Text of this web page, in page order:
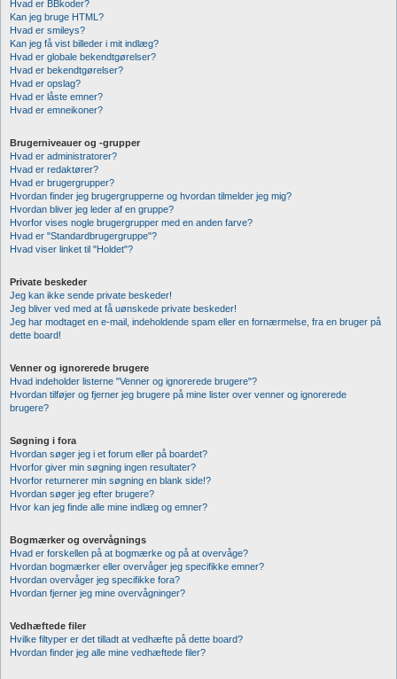
Hvad er BBkoder?
Kan jeg bruge HTML?
Hvad er smileys?
Kan jeg få vist billeder i mit indlæg?
Hvad er globale bekendtgørelser?
Hvad er bekendtgørelser?
Hvad er opslag?
Hvad er låste emner?
Hvad er emneikoner?
Brugerniveauer og -grupper
Hvad er administratorer?
Hvad er redaktører?
Hvad er brugergrupper?
Hvordan finder jeg brugergrupperne og hvordan tilmelder jeg mig?
Hvordan bliver jeg leder af en gruppe?
Hvorfor vises nogle brugergrupper med en anden farve?
Hvad er "Standardbrugergruppe"?
Hvad viser linket til "Holdet"?
Private beskeder
Jeg kan ikke sende private beskeder!
Jeg bliver ved med at få uønskede private beskeder!
Jeg har modtaget en e-mail, indeholdende spam eller en fornærmelse, fra en bruger på
dette board!
Venner og ignorerede brugere
Hvad indeholder listerne "Venner og ignorerede brugere"?
Hvordan tilføjer og fjerner jeg brugere på mine lister over venner og ignorerede
brugere?
Søgning i fora
Hvordan søger jeg i et forum eller på boardet?
Hvorfor giver min søgning ingen resultater?
Hvorfor returnerer min søgning en blank side!?
Hvordan søger jeg efter brugere?
Hvor kan jeg finde alle mine indlæg og emner?
Bogmærker og overvågnings
Hvad er forskellen på at bogmærke og på at overvåge?
Hvordan bogmærker eller overvåger jeg specifikke emner?
Hvordan overvåger jeg specifikke fora?
Hvordan fjerner jeg mine overvågninger?
Vedhæftede filer
Hvilke filtyper er det tilladt at vedhæfte på dette board?
Hvordan finder jeg alle mine vedhæftede filer?